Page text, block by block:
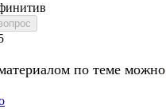
по теме можно